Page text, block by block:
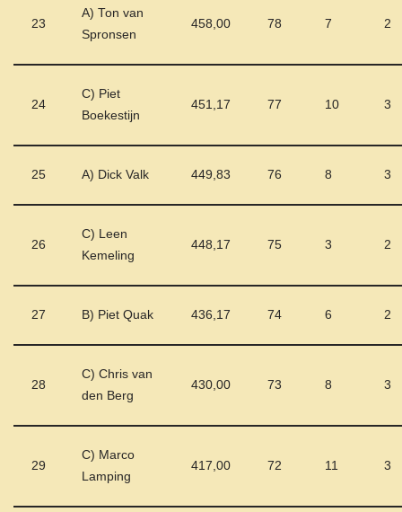
23
A) Ton van
Spronsen
458,00 78 7 2
24
C) Piet
Boekestijn
451,17 77 10 3
25 A) Dick Valk 449,83 76 8 3
26
C) Leen
Kemeling
448,17 75 3 2
27 B) Piet Quak 436,17 74 6 2
28
C) Chris van
den Berg
430,00 73 8 3
29
C) Marco
Lamping
417,00 72 11 3